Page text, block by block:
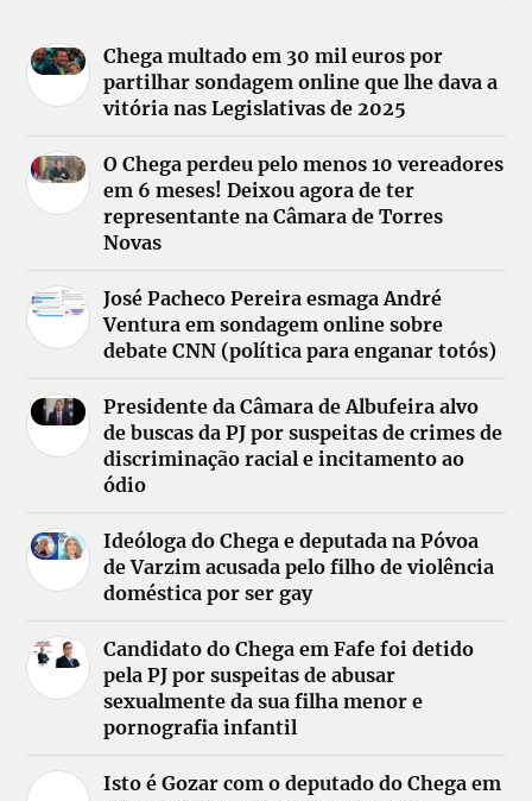
Chega multado em 30 mil euros por
partilhar sondagem online que lhe dava a
vitória nas Legislativas de 2025
O Chega perdeu pelo menos 10 vereadores
em 6 meses! Deixou agora de ter
representante na Câmara de Torres
Novas
José Pacheco Pereira esmaga André
Ventura em sondagem online sobre
debate CNN (política para enganar totós)
Presidente da Câmara de Albufeira alvo
de buscas da PJ por suspeitas de crimes de
discriminação racial e incitamento ao
ódio
Ideóloga do Chega e deputada na Póvoa
de Varzim acusada pelo filho de violência
doméstica por ser gay
Candidato do Chega em Fafe foi detido
pela PJ por suspeitas de abusar
sexualmente da sua filha menor e
pornografia infantil
Isto é Gozar com o deputado do Chega em